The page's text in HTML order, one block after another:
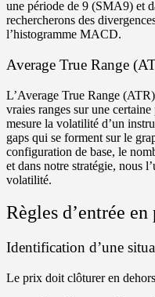
une période de 9 (SMA9) et
rechercherons des
l’histogramme MACD.
Average True Range
L’Average True Range
vraies ranges sur une
mesure la volatilité d’un
gaps qui se forment sur le
configuration de base, le
et dans notre stratégie, nous
volatilité.
Règles d’entrée
Identification d’une
Le prix doit clôturer en